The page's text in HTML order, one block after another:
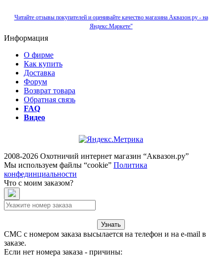
Читайте отзывы покупателей и оценивайте качество магазина Аквазон.ру - на
Яндекс.Маркете"
Информация
О фирме
Как купить
Доставка
Форум
Возврат товара
Обратная связь
FAQ
Видео
2008-2026 Охотничий интернет магазин “Аквазон.ру”
Мы используем файлы “cookie” Политика
конфединциальности
Что с моим заказом?
Узнать
СМС с номером заказа высылается на телефон и на e-mail в
заказе.
Если нет номера заказа - причины: